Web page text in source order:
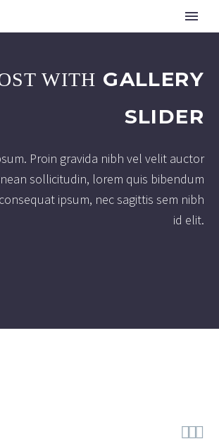
WITH GALLERY
SLIDER
Proin gravida nibh vel velit auctor
sollicitudin, lorem quis bibendum
ipsum, nec sagittis sem nibh
id elit.
